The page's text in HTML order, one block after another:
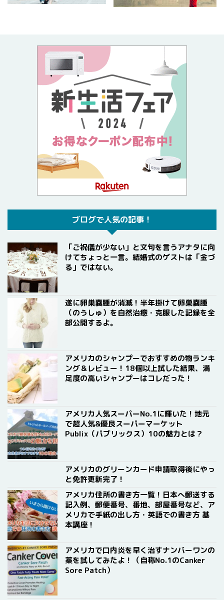
ブログで人気の記事！
「ご祝儀が少ない」と文句を言うアナタに向
けてちょっと一言。結婚式のゲストは「金づ
る」ではない。
遂に卵巣嚢腫が消滅！半年掛けて卵巣嚢腫
（のうしゅ）を自然治癒・克服した記録を全
部公開するよ。
アメリカのシャンプーでおすすめの物ランキ
ング＆レビュー！18個以上試した結果、満
足度の高いシャンプーはコレだった！
アメリカ人気スーパーNo.1に輝いた！地元
で超人気&優良スーパーマーケット
Publix（パブリックス）10の魅力とは？
アメリカのグリーンカード申請取得後にやっ
と免許更新完了！
アメリカ住所の書き方一覧！日本へ郵送する
記入例、郵便番号、番地、部屋番号など、ア
メリカで手紙の出し方・英語での書き方 基
本講座！
アメリカで口内炎を早く治すナンバーワンの
薬を試してみたよ！（自称No.1のCanker
Sore Patch）